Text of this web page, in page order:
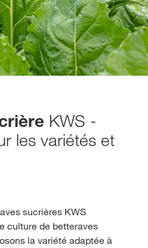
KWS -
les variétés et
sucrières KWS
culture de betteraves
la variété adaptée à